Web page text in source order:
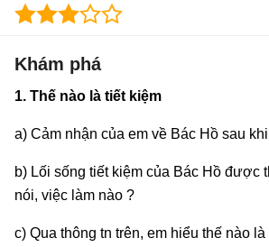
Khám phá
1. Thế nào là tiết kiệm
a) Cảm nhận của em về Bác Hồ sau
b) Lối sống tiết kiệm của Bác Hồ được
nói, việc làm nào ?
c) Qua thông tn trên, em hiểu thế nào